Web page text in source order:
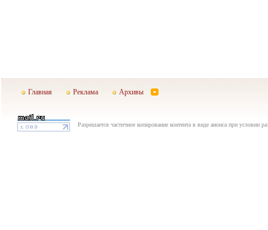
Главная Реклама Архивы
Разрешается частичное копирование контента в виде анонса при условии